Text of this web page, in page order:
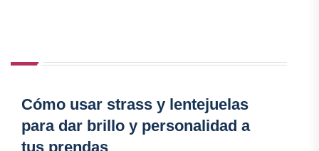
Cómo usar strass y lentejuelas
para dar brillo y personalidad a
tus prendas